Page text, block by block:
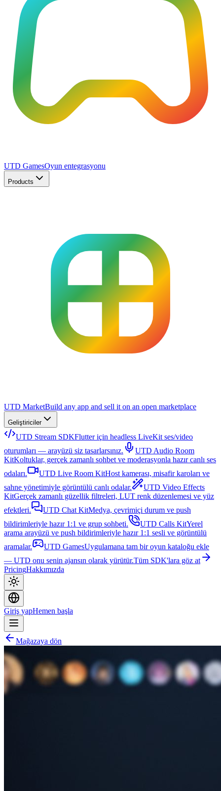
UTD GamesOyun entegrasyonu
Products
UTD MarketBuild any app and sell it on an open marketplace
Geliştiriciler
UTD Stream SDKFlutter için headless LiveKit ses/video
oturumları — arayüzü siz tasarlarsınız.
UTD Audio Room
KitKoltuklar, gerçek zamanlı sohbet ve moderasyonla hazır canlı ses
odaları.
UTD Live Room KitHost kamerası, misafir karoları ve
sahne yönetimiyle görüntülü canlı odalar.
UTD Video Effects
KitGerçek zamanlı güzellik filtreleri, LUT renk düzenlemesi ve yüz
efektleri.
UTD Chat KitMedya, çevrimiçi durum ve push
bildirimleriyle hazır 1:1 ve grup sohbeti.
UTD Calls KitYerel
arama arayüzü ve push bildirimleriyle hazır 1:1 sesli ve görüntülü
aramalar.
UTD GamesUygulamana tam bir oyun kataloğu ekle
— UTD onu senin ajansın olarak yürütür.Tüm SDK'lara göz at
PricingHakkımızda
Giriş yapHemen başla
Mağazaya dön